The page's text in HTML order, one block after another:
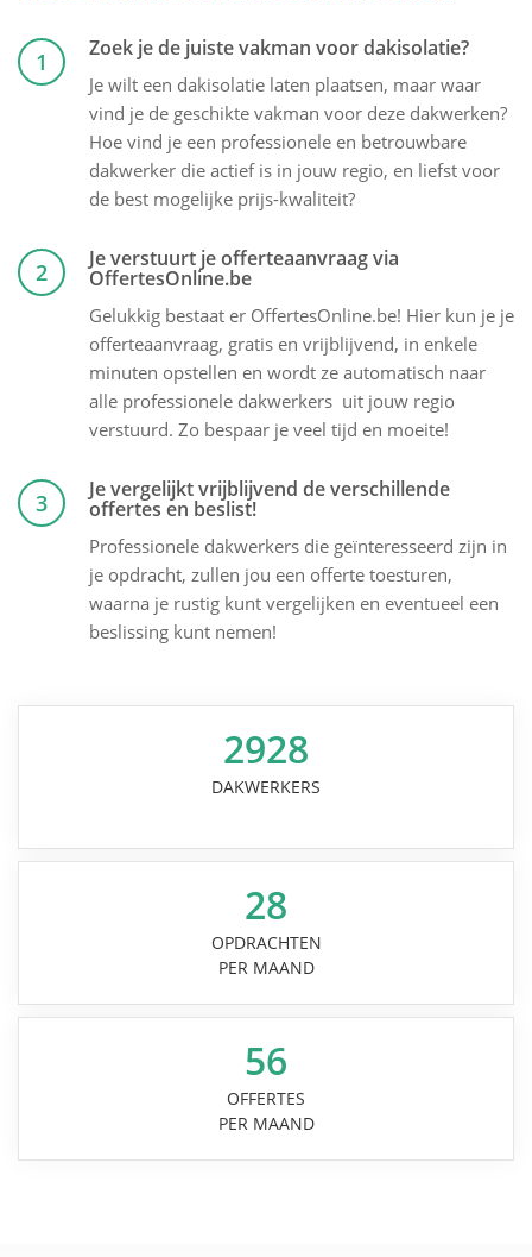
1 Zoek je de juiste vakman voor dakisolatie?
Je wilt een dakisolatie laten plaatsen, maar waar
vind je de geschikte vakman voor deze dakwerken?
Hoe vind je een professionele en betrouwbare
dakwerker die actief is in jouw regio, en liefst voor
de best mogelijke prijs-kwaliteit?
2 Je verstuurt je offerteaanvraag via
OffertesOnline.be
Gelukkig bestaat er OffertesOnline.be! Hier kun je je
offerteaanvraag, gratis en vrijblijvend, in enkele
minuten opstellen en wordt ze automatisch naar
alle professionele dakwerkers uit jouw regio
verstuurd. Zo bespaar je veel tijd en moeite!
3 Je vergelijkt vrijblijvend de verschillende
offertes en beslist!
Professionele dakwerkers die geïnteresseerd zijn in
je opdracht, zullen jou een offerte toesturen,
waarna je rustig kunt vergelijken en eventueel een
beslissing kunt nemen!
2928
DAKWERKERS
28
OPDRACHTEN
PER MAAND
56
OFFERTES
PER MAAND